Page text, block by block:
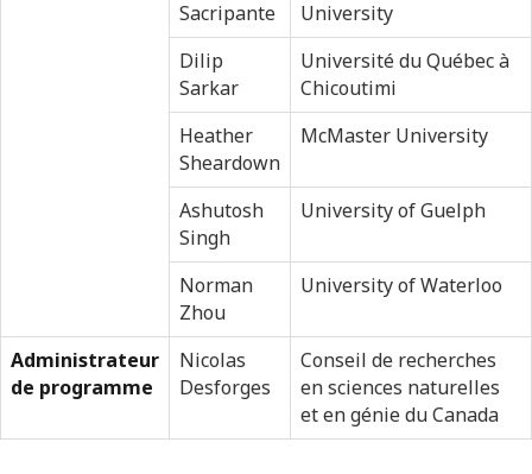
Sacripante
University
Dilip
Sarkar
Université du Québec à
Chicoutimi
Heather
Sheardown
McMaster University
Ashutosh
Singh
University of Guelph
Norman
Zhou
University of Waterloo
Administrateur
de programme
Nicolas
Desforges
Conseil de recherches
en sciences naturelles
et en génie du Canada